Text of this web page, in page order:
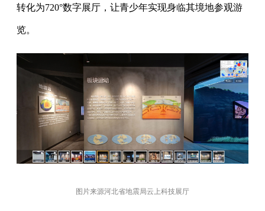
转化为720°数字展厅，让青少年实现身临其境地参观游
览。
图片来源河北省地震局云上科技展厅